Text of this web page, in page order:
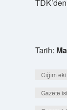
Tarih:
Cığım
Gazete